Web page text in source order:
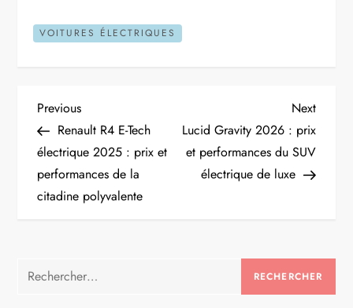
VOITURES ÉLECTRIQUES
N
a
v
g
Previous
Post
Previous
Renault R4 E-Tech
électrique 2025 : prix et
performances de la
citadine polyvalente
Next
Post
Next
Lucid Gravity 2026 : prix
et performances du SUV
électrique de luxe
Rechercher :